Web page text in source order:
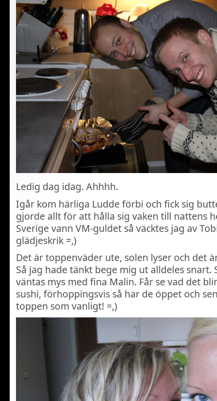
Ledig dag idag. Ahhhh.
Igår kom härliga Ludde förbi och fick sig
gjorde allt för att hålla sig vaken till nattens
Sverige vann VM-guldet så väcktes jag av
glädjeskrik =,)
Det är toppenväder ute, solen lyser och det
Så jag hade tänkt bege mig ut alldeles snart.
väntas mys med fina Malin. Får se vad det
sushi, förhoppingsvis så har de öppet och
toppen som vanligt! =,)